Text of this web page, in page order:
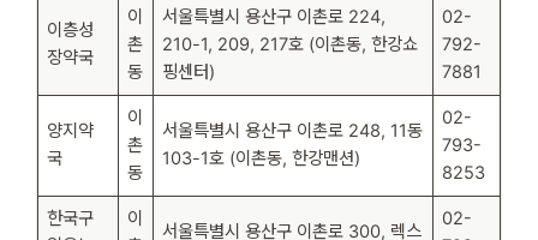
이층성
장약국
이
촌
동
서울특별시 용산구 이촌로 224,
210-1, 209, 217호 (이촌동, 한강쇼
핑센터)
02-
792-
7881
양지약
국
이
촌
동
서울특별시 용산구 이촌로 248, 11동
103-1호 (이촌동, 한강맨션)
02-
793-
8253
한국구
이
서울특별시 용산구 이촌로 300, 렉스
02-